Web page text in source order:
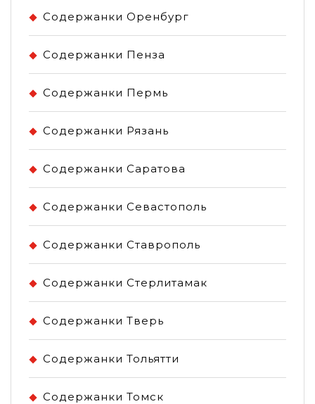
Содержанки Оренбург
Содержанки Пенза
Содержанки Пермь
Содержанки Рязань
Содержанки Саратова
Содержанки Севастополь
Содержанки Ставрополь
Содержанки Стерлитамак
Содержанки Тверь
Содержанки Тольятти
Содержанки Томск